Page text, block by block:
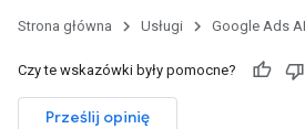
Strona główna Usługi Google Ads
Czy te wskazówki były pomocne?
Prześlij opinię